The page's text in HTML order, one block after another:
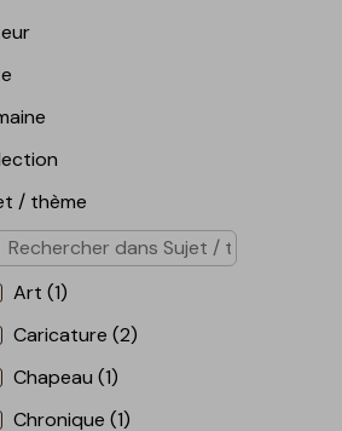
plus
plus
plus
plus
plus
/ thème
Art (1)
Caricature (2)
Chapeau (1)
Chronique (1)